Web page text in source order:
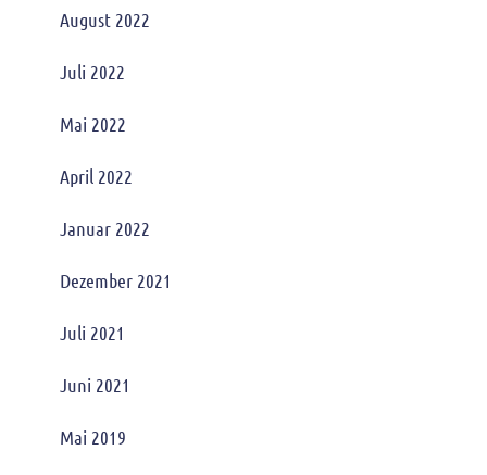
August 2022
Juli 2022
Mai 2022
April 2022
Januar 2022
Dezember 2021
Juli 2021
Juni 2021
Mai 2019